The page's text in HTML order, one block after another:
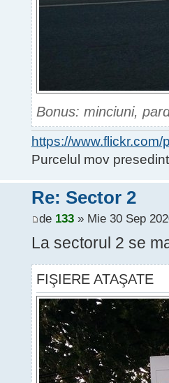
Bonus: minciuni,
https://
Purcelul mov
Re: Sector 2
de 133» Mie 30 Sep
La sectorul 2 se
FIŞIERE ATAŞATE